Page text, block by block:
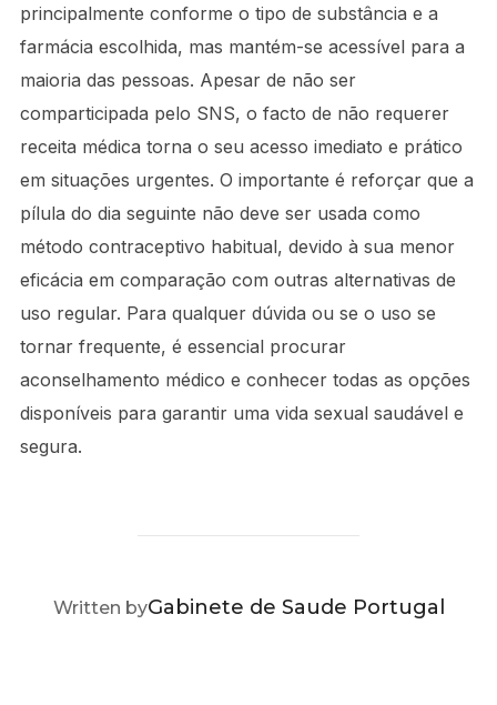
principalmente conforme o tipo de substância e a
farmácia escolhida, mas mantém-se acessível para a
maioria das pessoas. Apesar de não ser
comparticipada pelo SNS, o facto de não requerer
receita médica torna o seu acesso imediato e prático
em situações urgentes. O importante é reforçar que a
pílula do dia seguinte não deve ser usada como
método contraceptivo habitual, devido à sua menor
eficácia em comparação com outras alternativas de
uso regular. Para qualquer dúvida ou se o uso se
tornar frequente, é essencial procurar
aconselhamento médico e conhecer todas as opções
disponíveis para garantir uma vida sexual saudável e
segura.
POST AUTHOR
Written byGabinete de Saude Portugal